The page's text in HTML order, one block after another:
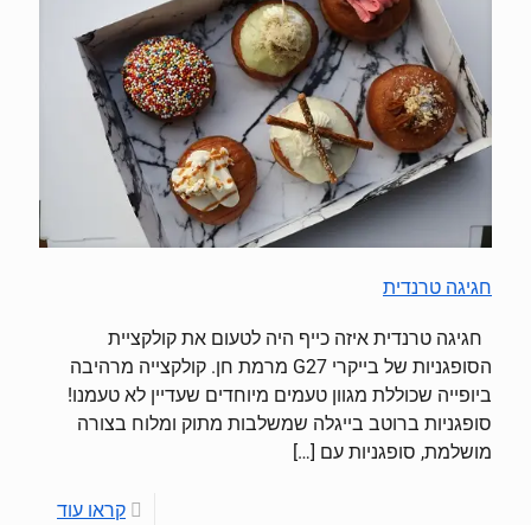
חגיגה טרנדית
חגיגה טרנדית איזה כייף היה לטעום את קולקציית
הסופגניות של בייקרי G27 מרמת חן. קולקצייה מרהיבה
ביופייה שכוללת מגוון טעמים מיוחדים שעדיין לא טעמנו!
סופגניות ברוטב בייגלה שמשלבות מתוק ומלוח בצורה
מושלמת, סופגניות עם […]
קראו עוד